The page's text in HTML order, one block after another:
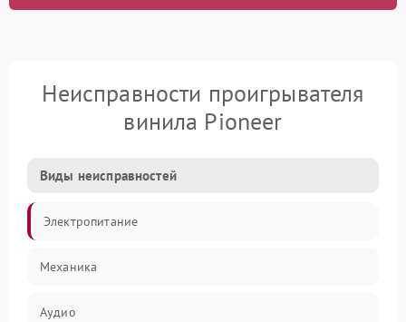
Неисправности проигрывателя
винила Pioneer
Виды неисправностей
Электропитание
Механика
Аудио